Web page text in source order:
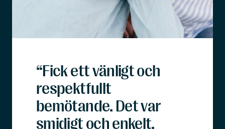
“Fick ett vänligt och
respektfullt
bemötande. Det var
smidigt och enkelt.